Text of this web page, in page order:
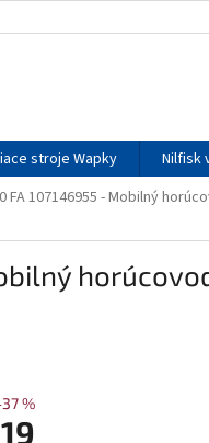
stroje Wapky Nilfisk
FA 107146955 - Mobilný
%